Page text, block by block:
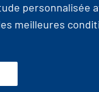
personnalisée
meilleures